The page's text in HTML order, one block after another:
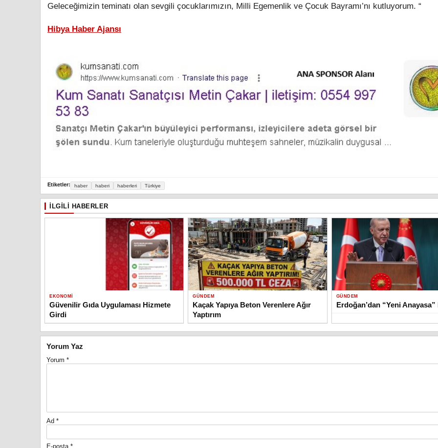
Geleceğimizin teminatı olan sevgili çocuklarımızın, Milli Egemenlik ve Çocuk Bayramı’nı kutluyorum. “
Hibya Haber Ajansı
Etiketler: haber haberi haberleri Türkiye
İLGILI HABERLER
EKONOMI
Güvenilir Gıda Uygulaması Hizmete
Girdi
GÜNDEM
Kaçak Yapıya Beton Verenlere Ağır
Yaptırım
GÜNDEM
Erdoğan’dan “Yeni Anayasa”
Yorum Yaz
Yorum *
Ad *
E-posta *